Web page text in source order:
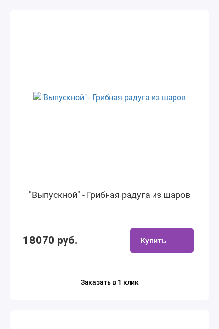
"Выпускной" - Грибная радуга из шаров
18070 руб. Купить
Заказать в 1 клик